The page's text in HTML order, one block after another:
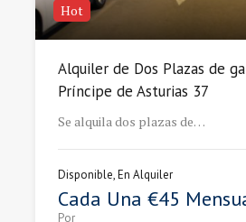
Hot
Alquiler de Dos Plazas de
Príncipe de Asturias 37
Se alquila dos plazas de…
Disponible, En Alquiler
Cada Una €45
Por